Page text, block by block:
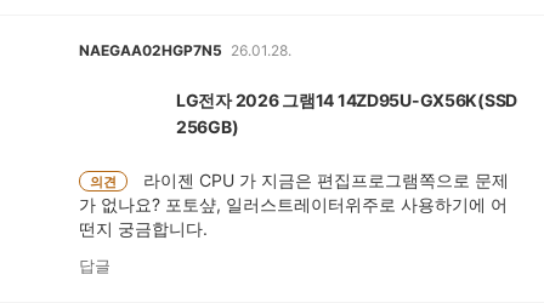
NAEGAA02HGP7N5 26.01.28.
LG전자 2026 그램14 14ZD95U-GX56K(SSD
256GB)
의견
라이젠 CPU 가 지금은 편집프로그램쪽으로 문제
가 없나요? 포토샾, 일러스트레이터위주로 사용하기에 어
떤지 궁금합니다.
답글